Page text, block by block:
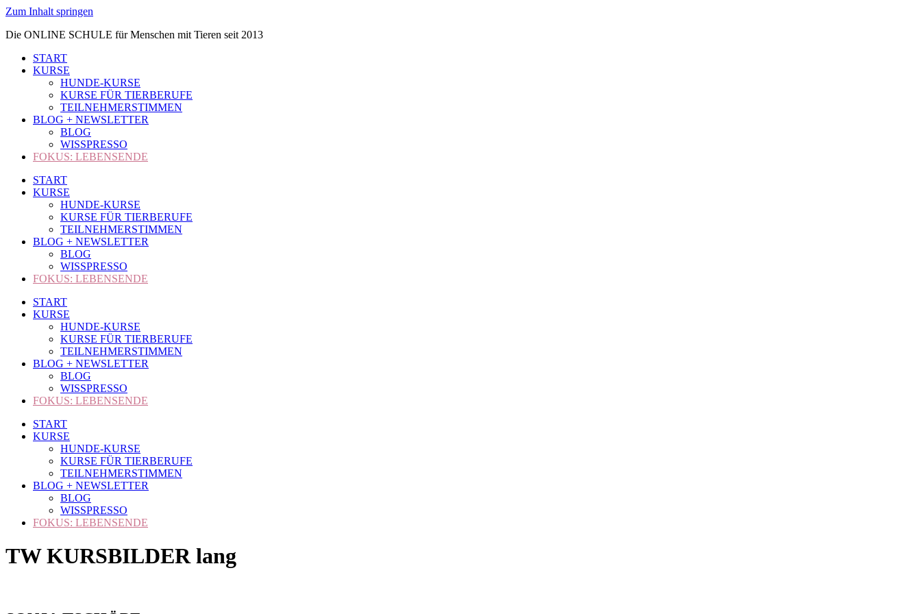
Zum Inhalt springen
Die ONLINE SCHULE für Menschen mit Tieren seit 2013
START
KURSE
HUNDE-KURSE
KURSE FÜR TIERBERUFE
TEILNEHMERSTIMMEN
BLOG + NEWSLETTER
BLOG
WISSPRESSO
FOKUS: LEBENSENDE
START
KURSE
HUNDE-KURSE
KURSE FÜR TIERBERUFE
TEILNEHMERSTIMMEN
BLOG + NEWSLETTER
BLOG
WISSPRESSO
FOKUS: LEBENSENDE
START
KURSE
HUNDE-KURSE
KURSE FÜR TIERBERUFE
TEILNEHMERSTIMMEN
BLOG + NEWSLETTER
BLOG
WISSPRESSO
FOKUS: LEBENSENDE
START
KURSE
HUNDE-KURSE
KURSE FÜR TIERBERUFE
TEILNEHMERSTIMMEN
BLOG + NEWSLETTER
BLOG
WISSPRESSO
FOKUS: LEBENSENDE
TW KURSBILDER lang